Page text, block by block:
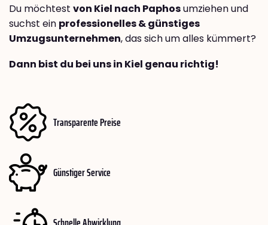
Du möchtest von Kiel nach Paphosumziehen und
suchst ein professionelles & günstiges
Umzugsunternehmen, das sich um alles kümmert?
Dann bist du bei uns in Kiel genau richtig!
Transparente Preise
Günstiger Service